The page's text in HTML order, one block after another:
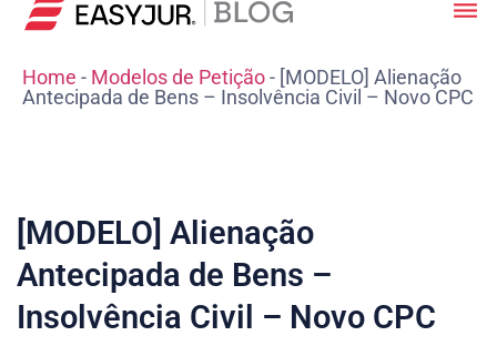
Home - Modelos de Petição- [MODELO] Alienação
Antecipada de Bens – Insolvência Civil – Novo CPC
[MODELO] Alienação
Antecipada de Bens –
Insolvência Civil – Novo CPC